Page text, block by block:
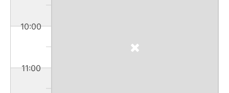
10:00
11:00